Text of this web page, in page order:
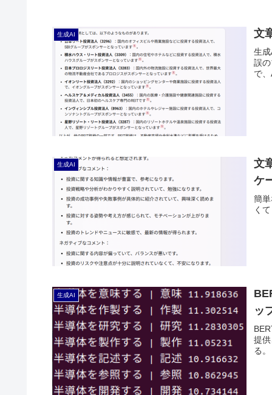
生成AI 文
生
誤
で
生成AI
文
ケ
簡
く
生成AI
ッ
提
る。